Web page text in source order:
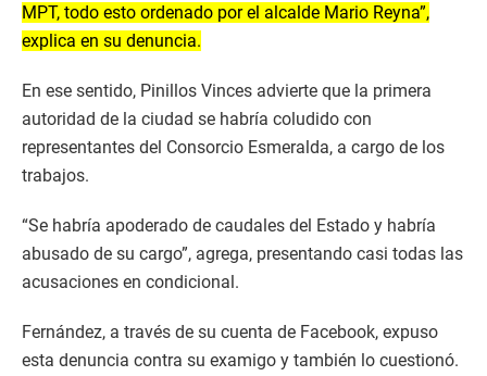
MPT, todo esto ordenado por el alcalde Mario Reyna”,
explica en su denuncia.
En ese sentido, Pinillos Vinces advierte que la primera
autoridad de la ciudad se habría coludido con
representantes del Consorcio Esmeralda, a cargo de los
trabajos.
“Se habría apoderado de caudales del Estado y habría
abusado de su cargo”, agrega, presentando casi todas las
acusaciones en condicional.
Fernández, a través de su cuenta de Facebook, expuso
esta denuncia contra su examigo y también lo cuestionó.